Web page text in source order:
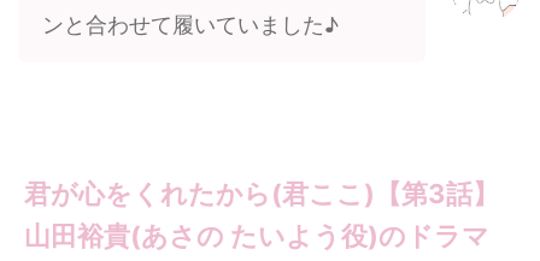
ンと合わせて履いていました♪
君が心をくれたから(君ここ)【第3話】
山田裕貴(あさの たいよう役)のドラマ